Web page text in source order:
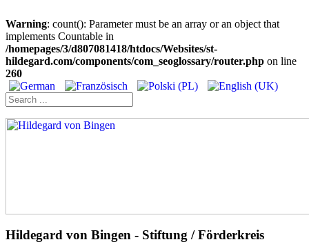
Warning: count(): Parameter must be an array or an object that
implements Countable in
/homepages/3/d807081418/htdocs/Websites/st-
hildegard.com/components/com_seoglossary/router.php on line
260
Hildegard von Bingen - Stiftung / Förderkreis